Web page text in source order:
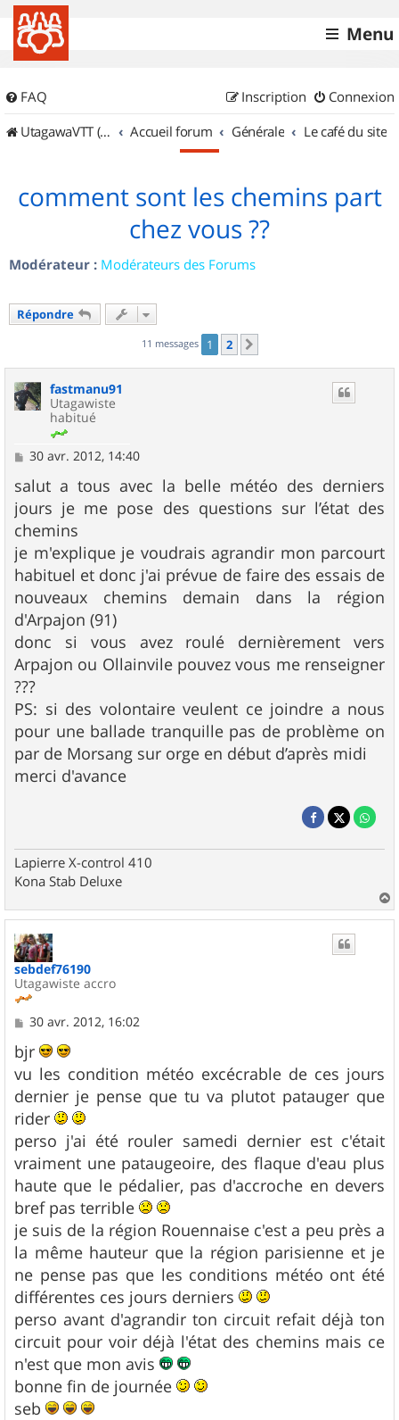
Menu
FAQ Connexion
Inscription
UtagawaVTT (Randos VTT et VTTAE avec traces GPS)
Accueil forum Générale Le café du site
comment sont les chemins part
chez vous ??
Modérateur : Modérateurs des Forums
Répondre
11 messages 1 2
fastmanu91
Utagawiste
habitué
M
s
s
a
g
e
30 avr. 2012, 14:40
salut a tous avec la belle météo des derniers
jours je me pose des questions sur l’état des
chemins
je m'explique je voudrais agrandir mon parcourt
habituel et donc j'ai prévue de faire des essais de
nouveaux chemins demain dans la région
d'Arpajon (91)
donc si vous avez roulé dernièrement vers
Arpajon ou Ollainvile pouvez vous me renseigner
???
PS: si des volontaire veulent ce joindre a nous
pour une ballade tranquille pas de problème on
par de Morsang sur orge en début d’après midi
merci d'avance
Lapierre X-control 410
Kona Stab Deluxe
a
u
sebdef76190
Utagawiste accro
M
s
s
a
g
e
30 avr. 2012, 16:02
bjr
vu les condition météo excécrable de ces jours
dernier je pense que tu va plutot patauger que
rider
perso j'ai été rouler samedi dernier est c'était
vraiment une pataugeoire, des flaque d'eau plus
haute que le pédalier, pas d'accroche en devers
bref pas terrible
je suis de la région Rouennaise c'est a peu près a
la même hauteur que la région parisienne et je
ne pense pas que les conditions météo ont été
différentes ces jours derniers
perso avant d'agrandir ton circuit refait déjà ton
circuit pour voir déjà l'état des chemins mais ce
n'est que mon avis
bonne fin de journée
seb